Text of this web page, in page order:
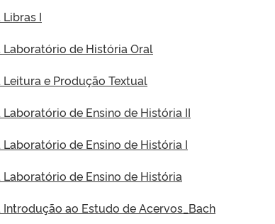
I
Laboratório de História Oral
Leitura e Produção Textual
Laboratório de Ensino de História II
Laboratório de Ensino de História I
Laboratório de Ensino de História
Introdução ao Estudo de Acervos_Bach